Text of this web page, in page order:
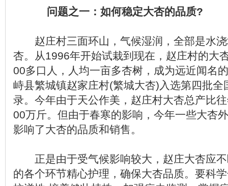
问题之一：如何稳定大杏的品质?
赵庄村三面环山，气候湿润，全部是水浇
杏。从1996年开始试栽到现在，赵庄村的大
00多口人，人均一亩多杏树，成为远近闻名
峙县繁城镇赵家庄村(繁城大杏)入选第四批全
录。今年由于天公作美，赵庄村大杏总产比
00万斤。但由于春寒的影响，今年一些大杏
影响了大杏的品质和销售。
正是由于受气候影响较大，赵庄大杏应不
的各个环节精心护理，确保大杏品质。要科